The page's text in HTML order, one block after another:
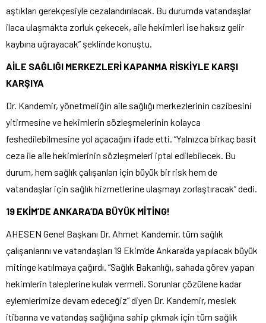
aştıkları gerekçesiyle cezalandırılacak. Bu durumda vatandaşlar
ilaca ulaşmakta zorluk çekecek, aile hekimleri ise haksız gelir
kaybına uğrayacak” şeklinde konuştu.
AİLE SAĞLIĞI MERKEZLERİ KAPANMA RİSKİYLE KARŞI
KARŞIYA
Dr. Kandemir, yönetmeliğin aile sağlığı merkezlerinin cazibesini
yitirmesine ve hekimlerin sözleşmelerinin kolayca
feshedilebilmesine yol açacağını ifade etti. “Yalnızca birkaç basit
ceza ile aile hekimlerinin sözleşmeleri iptal edilebilecek. Bu
durum, hem sağlık çalışanları için büyük bir risk hem de
vatandaşlar için sağlık hizmetlerine ulaşmayı zorlaştıracak” dedi.
19 EKİM’DE ANKARA’DA BÜYÜK MİTİNG!
AHESEN Genel Başkanı Dr. Ahmet Kandemir, tüm sağlık
çalışanlarını ve vatandaşları 19 Ekim’de Ankara’da yapılacak büyük
mitinge katılmaya çağırdı. “Sağlık Bakanlığı, sahada görev yapan
hekimlerin taleplerine kulak vermeli. Sorunlar çözülene kadar
eylemlerimize devam edeceğiz” diyen Dr. Kandemir, meslek
itibarına ve vatandaş sağlığına sahip çıkmak için tüm sağlık